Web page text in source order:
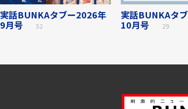
実話BUNKAタブー2026年
9月号
52
実話BUNKAタ
10月号
29